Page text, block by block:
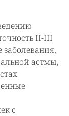
II-III
заболевания,
астмы,
с